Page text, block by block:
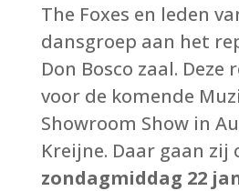
The Foxes en leden
dansgroep aan het
Don Bosco zaal. Deze
voor de komende
Showroom Show in
Kreijne. Daar gaan zij
zondagmiddag 22